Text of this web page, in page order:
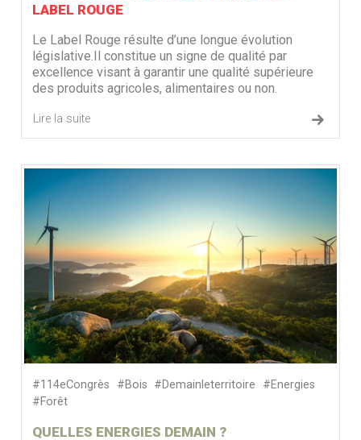
LABEL ROUGE
Le Label Rouge résulte d’une longue évolution
législative.Il constitue un signe de qualité par
excellence visant à garantir une qualité supérieure
des produits agricoles, alimentaires ou non.
Lire la suite
#114eCongrès #Bois #Demainleterritoire
#Energies
#Forêt
QUELLES ENERGIES DEMAIN ?